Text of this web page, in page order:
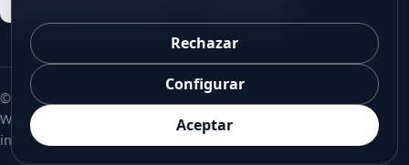
© 2026 V-Vision. Todos los derechos reservados.
Web corporativa en español, preparada para futura versión
internacional.
Rechazar
Configurar
Aceptar